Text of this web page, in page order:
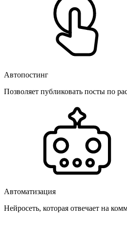
Автопостинг
Позволяет публиковать посты по
Автоматизация
Нейросеть, которая отвечает на